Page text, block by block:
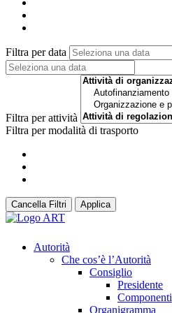
Filtra per data
Filtra per attività
Filtra per modalità di trasporto
Cancella Filtri Applica
Autorità
Che cos’è l’Autorità
Consiglio
Presidente
Componenti
Organigramma